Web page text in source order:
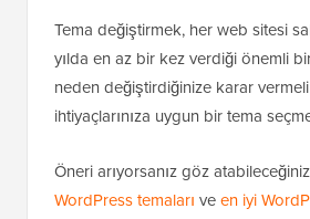
Tema değiştirmek, her web sitesi
yılda en az bir kez verdiği önemli
neden değiştirdiğinize karar
ihtiyaçlarınıza uygun bir tema
Öneri arıyorsanız göz atabileceğiniz
WordPress temaları veen iyi